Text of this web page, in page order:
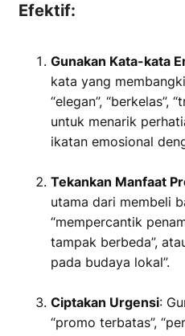
Efektif:
Gunakan Kata-kata
kata yang
“elegan”, “berkelas”,
untuk menarik
ikatan emosional
Tekankan Manfaat
utama dari membeli
“mempercantik
tampak berbeda”,
pada budaya lokal”.
Ciptakan Urgensi:
“promo terbatas”,